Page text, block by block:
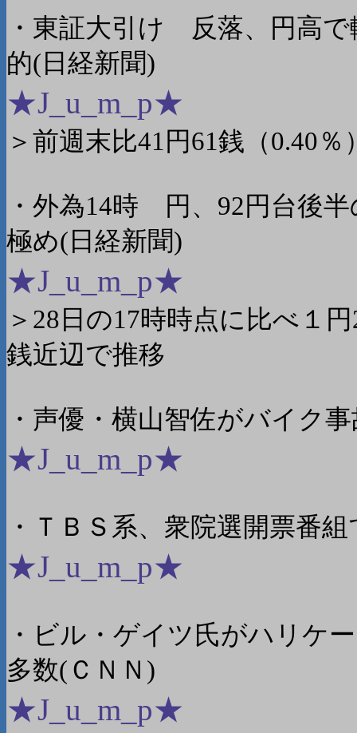
・東証大引け 反落、円高
的(日経新聞)
★J_u_m_p★
＞前週末比41円61銭（0.40
・外為14時 円、92円台後
極め(日経新聞)
★J_u_m_p★
＞28日の17時時点に比べ１
銭近辺で推移
・声優・横山智佐がバイク
★J_u_m_p★
・ＴＢＳ系、衆院選開票番
★J_u_m_p★
・ビル・ゲイツ氏がハリケ
多数(ＣＮＮ)
★J_u_m_p★